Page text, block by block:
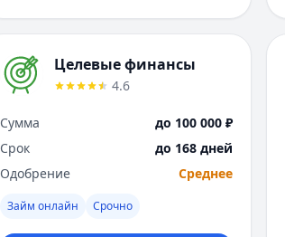
Целевые финансы
4.6
Сумма
до 100 000 ₽
Срок
до 168 дней
Одобрение
Среднее
Займ онлайн Срочно